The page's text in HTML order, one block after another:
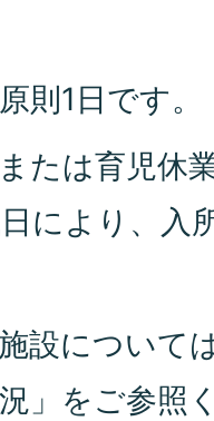
則1日です。
たは育児休
により、入
施設について
」をご参照